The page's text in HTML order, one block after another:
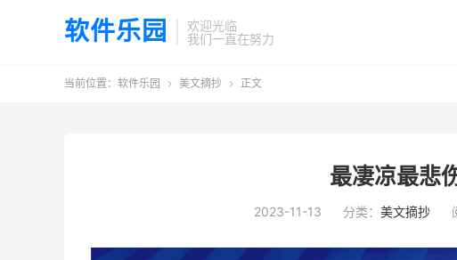
软件乐园
欢迎光临
我们一直在努力
当前位置： 软件乐园  美文摘抄  正文
最凄凉最悲
2023-11-13 分类： 美文摘抄